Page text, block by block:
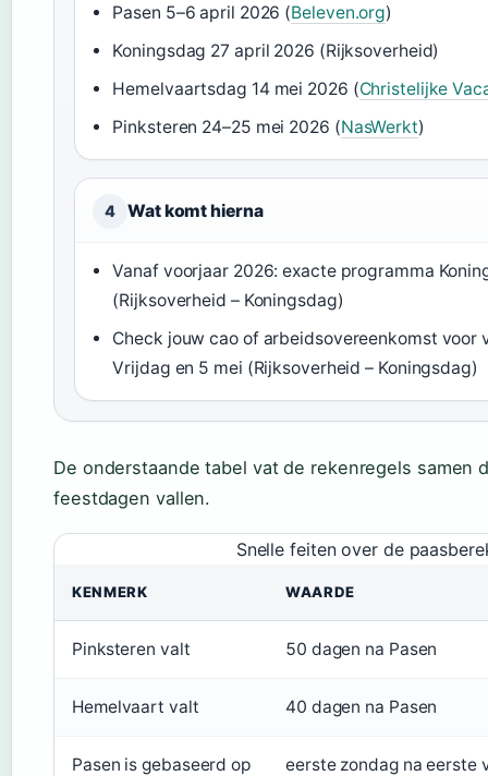
Pasen 5–6 april 2026 (Beleven.org)
Koningsdag 27 april 2026 (Rijksoverheid)
Hemelvaartsdag 14 mei 2026 (Christelijke
Pinksteren 24–25 mei 2026 (NasWerkt)
4 Wat komt hierna
Vanaf voorjaar 2026: exacte programma
(Rijksoverheid – Koningsdag)
Check jouw cao of arbeidsovereenkomst voor
Vrijdag en 5 mei (Rijksoverheid – Koningsdag)
De onderstaande tabel vat de rekenregels samen
feestdagen vallen.
Snelle feiten over de
KENMERK WAARDE
Pinksteren valt 50 dagen na Pasen
Hemelvaart valt 40 dagen na Pasen
Pasen is gebaseerd op eerste zondag na eerste